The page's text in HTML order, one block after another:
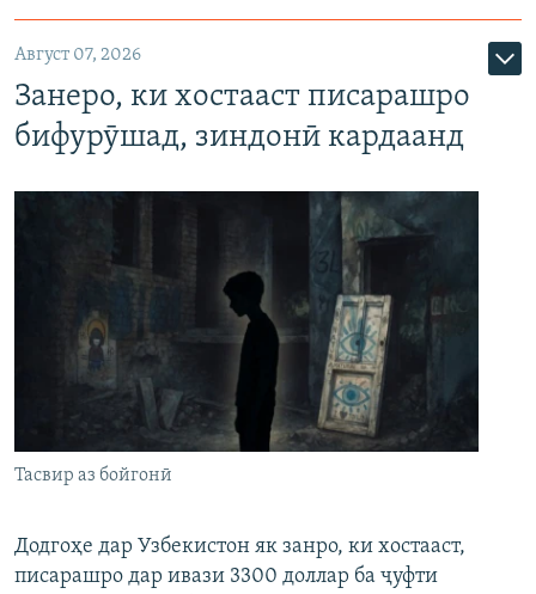
Август 07, 2026
Занеро, ки хостааст писарашро
бифурӯшад, зиндонӣ кардаанд
Тасвир аз бойгонӣ
Додгоҳе дар Узбекистон як занро, ки хостааст,
писарашро дар ивази 3300 доллар ба ҷуфти